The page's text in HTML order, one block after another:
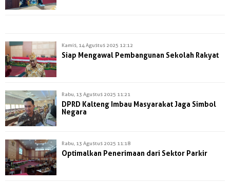
Kamis, 14 Agustus 2025 12:12
Siap Mengawal Pembangunan Sekolah Rakyat
Rabu, 13 Agustus 2025 11:21
DPRD Kalteng Imbau Masyarakat Jaga Simbol
Negara
Rabu, 13 Agustus 2025 11:18
Optimalkan Penerimaan dari Sektor Parkir